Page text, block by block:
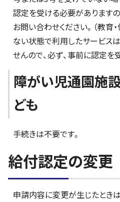
認定を受ける必要があります
お問い合わせください。（教
ない状態で利用したサービス
せんので、必ず、事前に認定を
障がい児通園施
ども
手続きは不要です。
給付認定の変更
申請内容に変更が生じたとき